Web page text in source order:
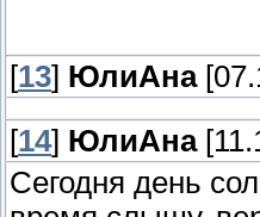
[13] ЮлиАна
[14] ЮлиАна
Сегодня день